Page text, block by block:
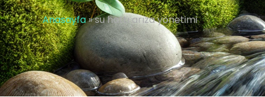
Anasayfa»su hattı arıza yönetimi